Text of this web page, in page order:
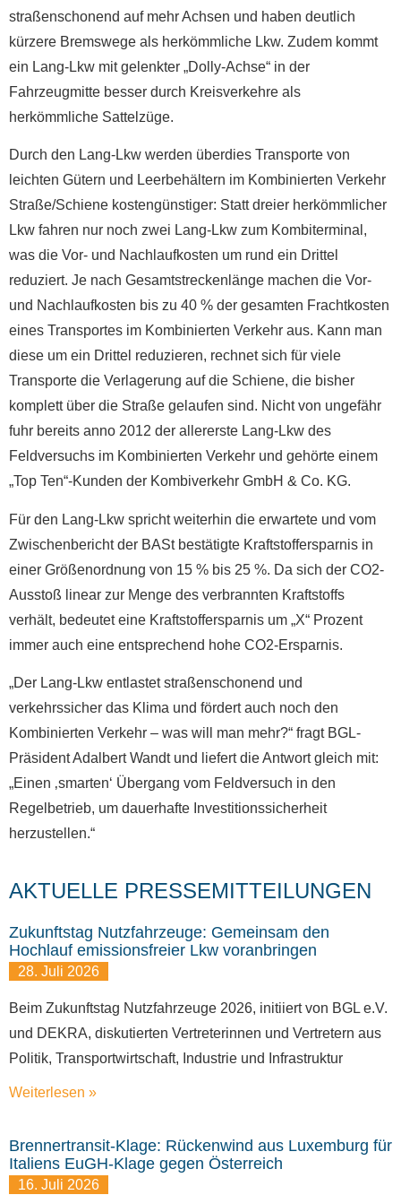
straßenschonend auf mehr Achsen und haben deutlich
kürzere Bremswege als herkömmliche Lkw. Zudem kommt
ein Lang-Lkw mit gelenkter „Dolly-Achse“ in der
Fahrzeugmitte besser durch Kreisverkehre als
herkömmliche Sattelzüge.
Durch den Lang-Lkw werden überdies Transporte von
leichten Gütern und Leerbehältern im Kombinierten Verkehr
Straße/Schiene kostengünstiger: Statt dreier herkömmlicher
Lkw fahren nur noch zwei Lang-Lkw zum Kombiterminal,
was die Vor- und Nachlaufkosten um rund ein Drittel
reduziert. Je nach Gesamtstreckenlänge machen die Vor-
und Nachlaufkosten bis zu 40 % der gesamten Frachtkosten
eines Transportes im Kombinierten Verkehr aus. Kann man
diese um ein Drittel reduzieren, rechnet sich für viele
Transporte die Verlagerung auf die Schiene, die bisher
komplett über die Straße gelaufen sind. Nicht von ungefähr
fuhr bereits anno 2012 der allererste Lang-Lkw des
Feldversuchs im Kombinierten Verkehr und gehörte einem
„Top Ten“-Kunden der Kombiverkehr GmbH & Co. KG.
Für den Lang-Lkw spricht weiterhin die erwartete und vom
Zwischenbericht der BASt bestätigte Kraftstoffersparnis in
einer Größenordnung von 15 % bis 25 %. Da sich der CO2-
Ausstoß linear zur Menge des verbrannten Kraftstoffs
verhält, bedeutet eine Kraftstoffersparnis um „X“ Prozent
immer auch eine entsprechend hohe CO2-Ersparnis.
„Der Lang-Lkw entlastet straßenschonend und
verkehrssicher das Klima und fördert auch noch den
Kombinierten Verkehr – was will man mehr?“ fragt BGL-
Präsident Adalbert Wandt und liefert die Antwort gleich mit:
„Einen ‚smarten‘ Übergang vom Feldversuch in den
Regelbetrieb, um dauerhafte Investitionssicherheit
herzustellen.“
AKTUELLE PRESSEMITTEILUNGEN
Zukunftstag Nutzfahrzeuge: Gemeinsam den
Hochlauf emissionsfreier Lkw voranbringen
28. Juli 2026
Beim Zukunftstag Nutzfahrzeuge 2026, initiiert von BGL e.V.
und DEKRA, diskutierten Vertreterinnen und Vertretern aus
Politik, Transportwirtschaft, Industrie und Infrastruktur
Weiterlesen »
Brennertransit-Klage: Rückenwind aus Luxemburg für
Italiens EuGH-Klage gegen Österreich
16. Juli 2026